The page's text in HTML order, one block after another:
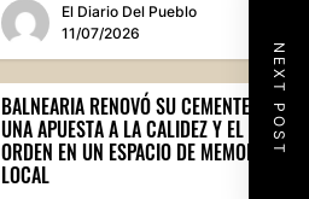
NEXT POST
transformado en...
El Diario Del Pueblo
11/07/2026
BALNEARIA RENOVÓ SU CEMENTERIO:
UNA APUESTA A LA CALIDEZ Y EL
ORDEN EN UN ESPACIO DE MEMORIA
LOCAL